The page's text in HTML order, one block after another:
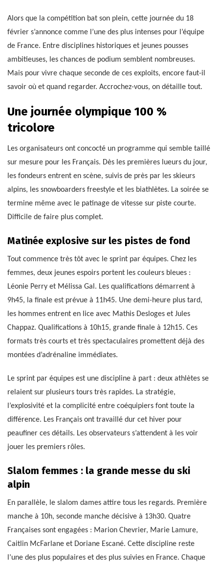
Alors que la compétition bat son plein, cette journée du 18
février s’annonce comme l’une des plus intenses pour l’équipe
de France. Entre disciplines historiques et jeunes pousses
ambitieuses, les chances de podium semblent nombreuses.
Mais pour vivre chaque seconde de ces exploits, encore faut-il
savoir où et quand regarder. Accrochez-vous, on détaille tout.
Une journée olympique 100 %
tricolore
Les organisateurs ont concocté un programme qui semble taillé
sur mesure pour les Français. Dès les premières lueurs du jour,
les fondeurs entrent en scène, suivis de près par les skieurs
alpins, les snowboarders freestyle et les biathlètes. La soirée se
termine même avec le patinage de vitesse sur piste courte.
Difficile de faire plus complet.
Matinée explosive sur les pistes de fond
Tout commence très tôt avec le sprint par équipes. Chez les
femmes, deux jeunes espoirs portent les couleurs bleues :
Léonie Perry et Mélissa Gal. Les qualifications démarrent à
9h45, la finale est prévue à 11h45. Une demi-heure plus tard,
les hommes entrent en lice avec Mathis Desloges et Jules
Chappaz. Qualifications à 10h15, grande finale à 12h15. Ces
formats très courts et très spectaculaires promettent déjà des
montées d’adrénaline immédiates.
Le sprint par équipes est une discipline à part : deux athlètes se
relaient sur plusieurs tours très rapides. La stratégie,
l’explosivité et la complicité entre coéquipiers font toute la
différence. Les Français ont travaillé dur cet hiver pour
peaufiner ces détails. Les observateurs s’attendent à les voir
jouer les premiers rôles.
Slalom femmes : la grande messe du ski
alpin
En parallèle, le slalom dames attire tous les regards. Première
manche à 10h, seconde manche décisive à 13h30. Quatre
Françaises sont engagées : Marion Chevrier, Marie Lamure,
Caitlin McFarlane et Doriane Escané. Cette discipline reste
l’une des plus populaires et des plus suivies en France. Chaque